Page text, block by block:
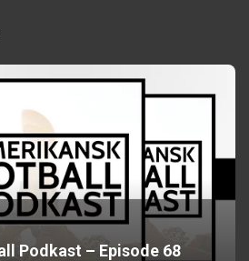
Podkast – Episode 68